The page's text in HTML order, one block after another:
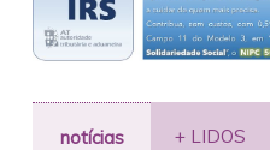
notícias + LIDOS